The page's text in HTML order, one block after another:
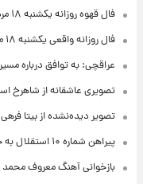
فال قهوه روزانه یکشنبه ۱۸ مرداد ماه ۱۴۰۵
فال روزانه واقعی یکشنبه ۱۸ مرداد ۱۴۰۵
عراقچی: به توافق درباره
تصویری عاشقانه از
تصویر دیده‌نشده از بیتا
پیراهن شماره ۱۰ استقلال به جانشین رامین رضاییان رسید + عکس
بازخوانی آهنگ معروف